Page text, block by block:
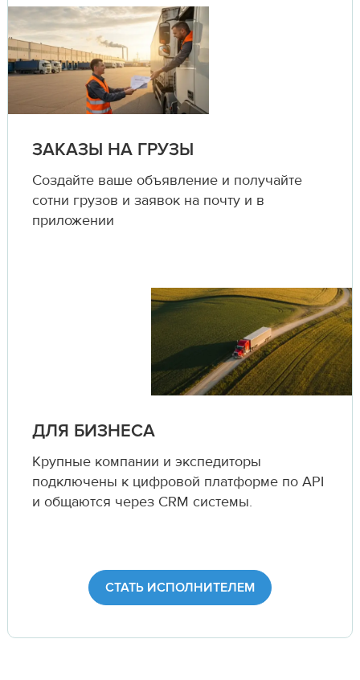
ЗАКАЗЫ НА ГРУЗЫ
Создайте ваше объявление и получайте
сотни грузов и заявок на почту и в
приложении
ДЛЯ БИЗНЕСА
Крупные компании и экспедиторы
подключены к цифровой платформе по API
и общаются через CRM системы.
СТАТЬ ИСПОЛНИТЕЛЕМ